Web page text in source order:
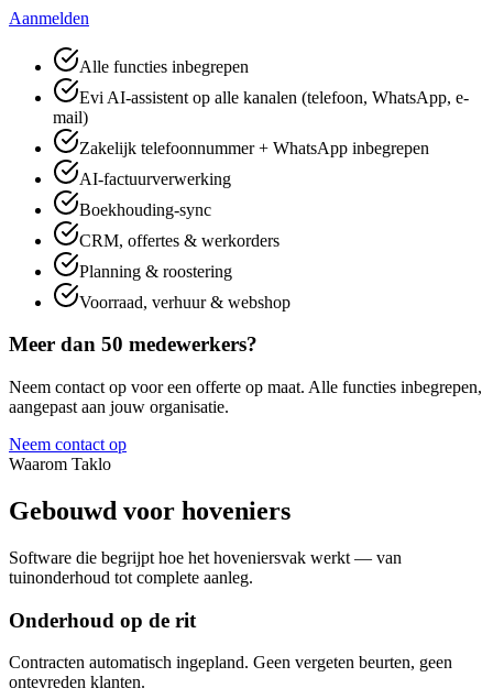
Aanmelden
Alle functies inbegrepen
Evi AI-assistent op alle kanalen (telefoon, WhatsApp, e-
mail)
Zakelijk telefoonnummer + WhatsApp inbegrepen
AI-factuurverwerking
Boekhouding-sync
CRM, offertes & werkorders
Planning & roostering
Voorraad, verhuur & webshop
Meer dan 50 medewerkers?
Neem contact op voor een offerte op maat. Alle functies inbegrepen,
aangepast aan jouw organisatie.
Neem contact op
Waarom Taklo
Gebouwd voor hoveniers
Software die begrijpt hoe het hoveniersvak werkt — van
tuinonderhoud tot complete aanleg.
Onderhoud op de rit
Contracten automatisch ingepland. Geen vergeten beurten, geen
ontevreden klanten.